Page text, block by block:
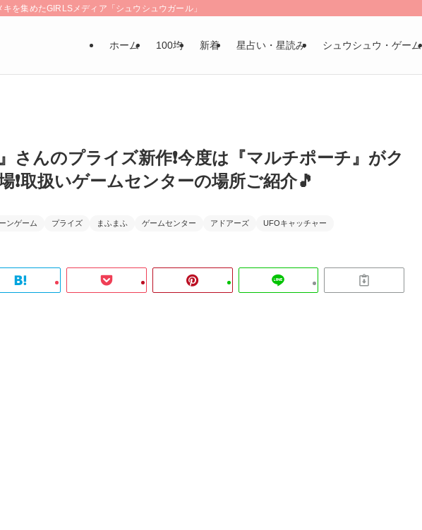
集めたGIRLSメディア「シュウシュウガール」
ホーム 100均 新着 星占い・星読み シュウシュウ・ゲーム
さんのプライズ新作❗️今度は『マルチポーチ』がク
❗️取扱いゲームセンターの場所ご紹介🎵
ンゲーム プライズ まふまふ ゲームセンター アドアーズ UFOキャッチャー